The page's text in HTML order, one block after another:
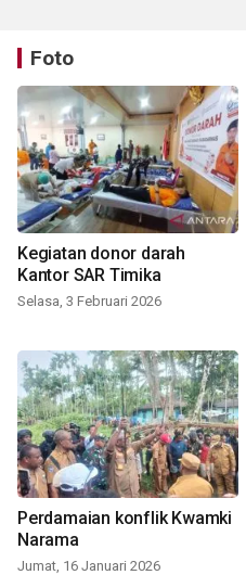
Foto
Kegiatan donor darah
Kantor SAR Timika
Selasa, 3 Februari 2026
Perdamaian konflik Kwamki
Narama
Jumat, 16 Januari 2026